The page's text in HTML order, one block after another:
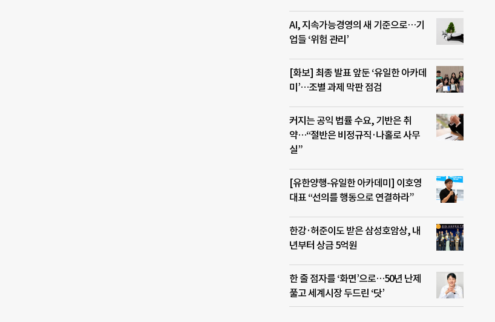
AI, 지속가능경영의 새 기준으로…기
업들 ‘위험 관리’
[화보] 최종 발표 앞둔 ‘유일한 아카데
미’…조별 과제 막판 점검
커지는 공익 법률 수요, 기반은 취
약…“절반은 비정규직·나홀로 사무
실”
[유한양행-유일한 아카데미] 이호영
대표 “선의를 행동으로 연결하라”
한강·허준이도 받은 삼성호암상, 내
년부터 상금 5억원
한 줄 점자를 ‘화면’으로…50년 난제
풀고 세계시장 두드린 ‘닷’